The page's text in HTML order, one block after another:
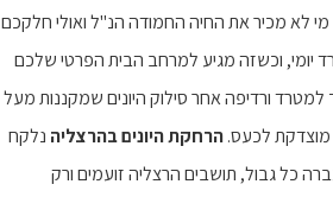
מי לא מכיר את החיה החמודה הנ"ל ואולי חלקכם
יומי, וכשזה מגיע למרחב הבית הפרטי שלכם
ורדיפה אחר סילוק היונים שמקננות מעל
מוצדקת לכעס.הרחקת היונים בהרצליה נלקח
כל גבול, תושבים הרצליה זועמים ורק